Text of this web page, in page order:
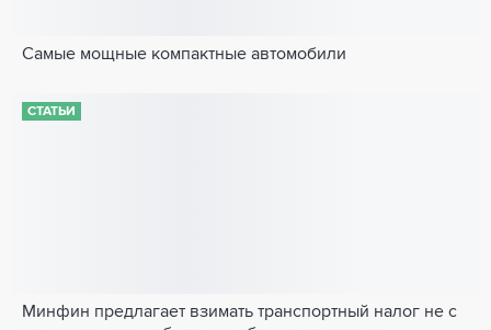
Самые мощные компактные автомобили
СТАТЬИ
Минфин предлагает взимать транспортный налог не с